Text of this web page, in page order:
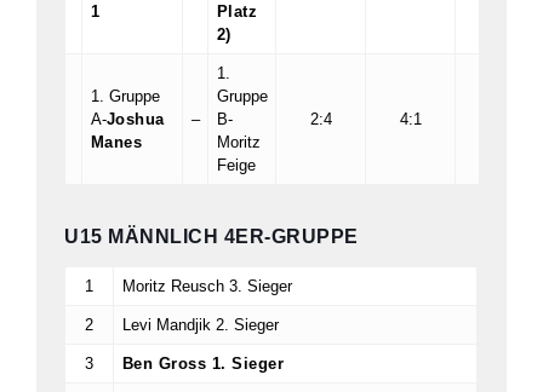
1
Platz
2)
1. Gruppe
A-Joshua
Manes
–
1.
Gruppe
B-
Moritz
Feige
2:4 4:1
U15 MÄNNLICH 4ER-GRUPPE
1 Moritz Reusch 3. Sieger
2 Levi Mandjik 2. Sieger
3 Ben Gross 1. Sieger